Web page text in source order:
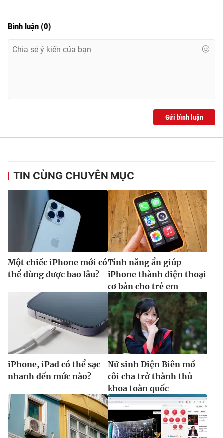
Bình luận (0)
Gửi bình luận
TIN CÙNG CHUYÊN MỤC
Một chiếc iPhone mới có
thể dùng được bao lâu?
Tính năng ẩn giúp
iPhone thành điện thoại
cơ bản cho trẻ em
iPhone, iPad có thể sạc
nhanh đến mức nào?
Nữ sinh Điện Biên mồ
côi cha trở thành thủ
khoa toàn quốc